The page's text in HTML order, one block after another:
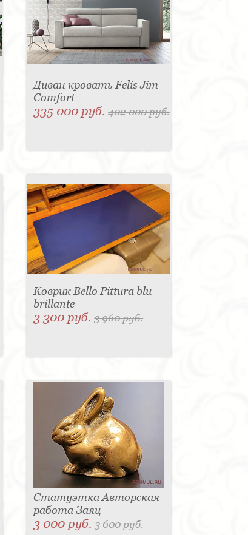
Диван кровать Felis Jim
Comfort
335 000 руб.402 000 руб.
Коврик Bello Pittura blu
brillante
3 300 руб.3 960 руб.
Статуэтка Авторская
работа Заяц
3 000 руб.3 600 руб.